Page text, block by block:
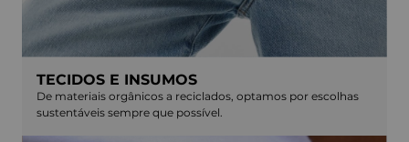
TECIDOS E INSUMOS
De materiais orgânicos a reciclados, optamos por escolhas
sustentáveis sempre que possível.